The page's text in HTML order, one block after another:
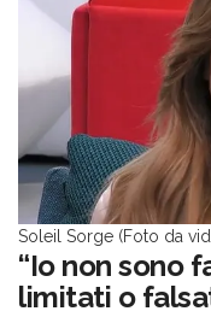
Soleil Sorge (Foto da
“Io non sono
limitati o